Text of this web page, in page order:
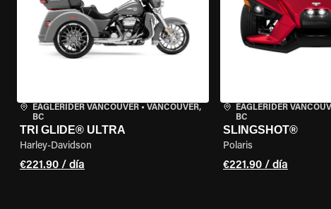
EAGLERIDER VANCOUVER • VANCOUVER,
BC
TRI GLIDE® ULTRA
Harley-Davidson
€221.90 / día
EAGLERIDER
BC
SLINGSHOT®
Polaris
€221.90 / día